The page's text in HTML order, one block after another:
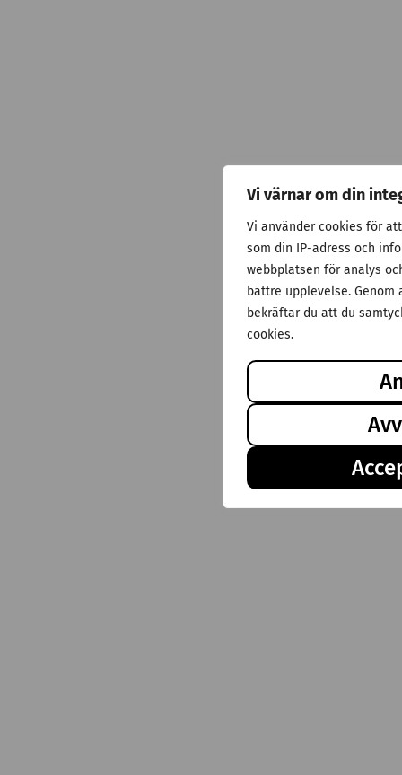
Vi värnar om din
Vi använder cookies för
som din IP-adress och
webbplatsen för analys
bättre upplevelse.
bekräftar du att du
cookies.